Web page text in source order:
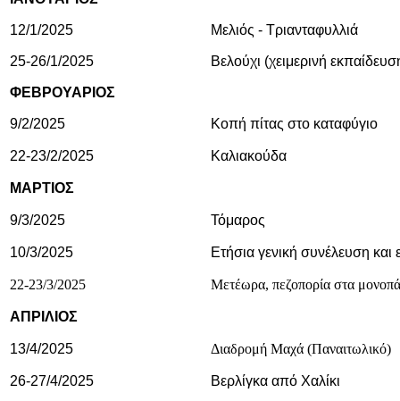
12/1/2025 Μελιός - Τριανταφυλλιά
25-26/1/2025 Βελούχι (χειμερινή
ΦΕΒΡΟΥΑΡΙΟΣ
9/2/2025 Κοπή πίτας στο καταφύγιο
22-23/2/2025 Καλιακούδα
ΜΑΡΤΙΟΣ
9/3/2025 Τόμαρος
10/3/2025 Ετήσια γενική συνέλευση και
22-23/3/2025 Μετέωρα, πεζοπορία στα
ΑΠΡΙΛΙΟΣ
13/4/2025 Διαδρομή Μαχά (Παναιτωλικό)
26-27/4/2025 Βερλίγκα από Χαλίκι